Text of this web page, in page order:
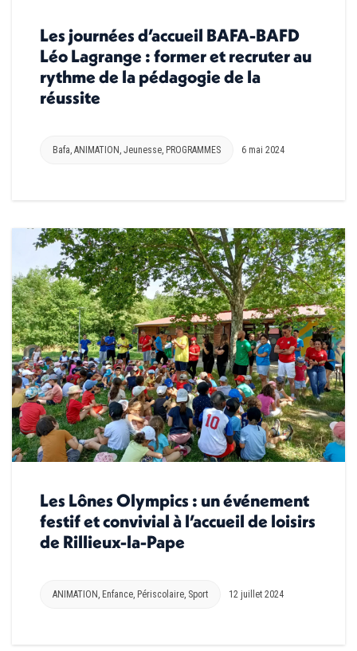
Les journées d’accueil BAFA-BAFD
Léo Lagrange : former et recruter au
rythme de la pédagogie de la
réussite
Bafa, ANIMATION , Jeunesse, PROGRAMMES 6 mai 2024
Les Lônes Olympics : un événement
festif et convivial à l’accueil de loisirs
de Rillieux-la-Pape
ANIMATION , Enfance, Périscolaire, Sport 12 juillet 2024